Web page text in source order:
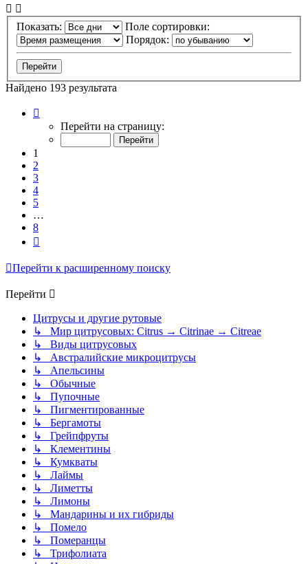
Показать:
Поле сортировки:
Порядок:
Найдено 193 результата
Перейти на страницу:
1
2
3
4
5
…
8
Перейти к расширенному поиску
Перейти
Цитрусы и другие рутовые
↳ Мир цитрусовых: Citrus → Citrinae → Citreae
↳ Виды цитрусовых
↳ Австралийские микроцитрусы
↳ Апельсины
↳ Обычные
↳ Пупочные
↳ Пигментированные
↳ Бергамоты
↳ Грейпфруты
↳ Клементины
↳ Кумкваты
↳ Лаймы
↳ Лиметты
↳ Лимоны
↳ Мандарины и их гибриды
↳ Помело
↳ Померанцы
↳ Трифолиата